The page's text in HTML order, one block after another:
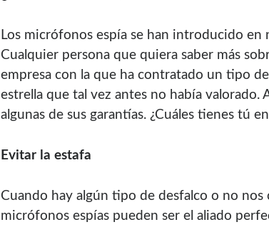
Los micrófonos espíase han introducido en
Cualquier persona que quiera saber más
empresa con la que ha contratado un tipo
estrella que tal vez antes no había
algunas de sus garantías. ¿Cuáles tienes tú
Evitar la estafa
Cuando hay algún tipo de desfalco o no nos
micrófonos espías pueden ser el aliado